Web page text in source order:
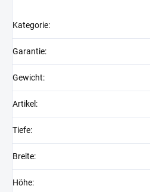
Kategorie:
Garantie:
Gewicht:
Artikel :
Tiefe:
Breite:
Höhe: